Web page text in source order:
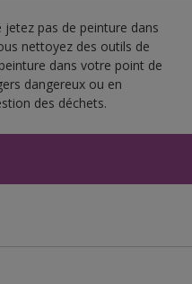
pas de peinture dans
nettoyez des outils de
dans votre point de
dangereux ou en
des déchets.